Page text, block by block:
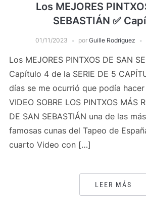
Los MEJORES
SEBASTIÁN ✅
01/11/2023 por Guille Rodriguez
Los MEJORES PINTXOS DE SAN
Capítulo 4 de la SERIE DE 5
días se me ocurrió que podía hacer
VIDEO SOBRE LOS PINTXOS MÁS
DE SAN SEBASTIÁN una de las
famosas cunas del Tapeo de
cuarto Video con […]
LEER MÁS